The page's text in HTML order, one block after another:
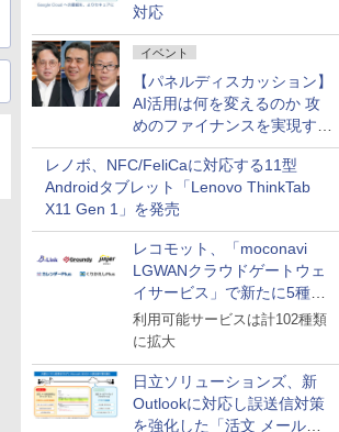
対応
イベント
【パネルディスカッション】
AI活用は何を変えるのか 攻
めのファイナンスを実現する
業務設計とマインドセット変
革
レノボ、NFC/FeliCaに対応する11型
Androidタブレット「Lenovo ThinkTab
X11 Gen 1」を発売
レコモット、「moconavi
LGWANクラウドゲートウェ
イサービス」で新たに5種類
のサービスと連携開始
利用可能サービスは計102種類
に拡大
日立ソリューションズ、新
Outlookに対応し誤送信対策
を強化した「活文 メール誤